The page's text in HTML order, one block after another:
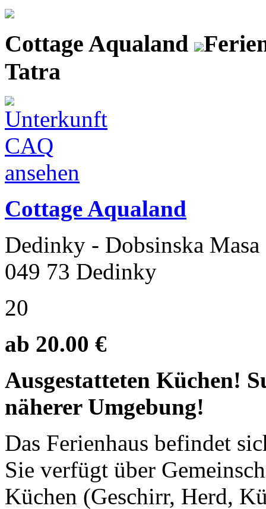
Cottage Aqualand
Tatra
Cottage Aqualand
Dedinky - Dobsinska Masa
049 73 Dedinky
20
ab 20.00 €
Ausgestatteten Küchen!
näherer Umgebung!
Das Ferienhaus befindet
Sie verfügt über
Küchen (Geschirr, Herd,